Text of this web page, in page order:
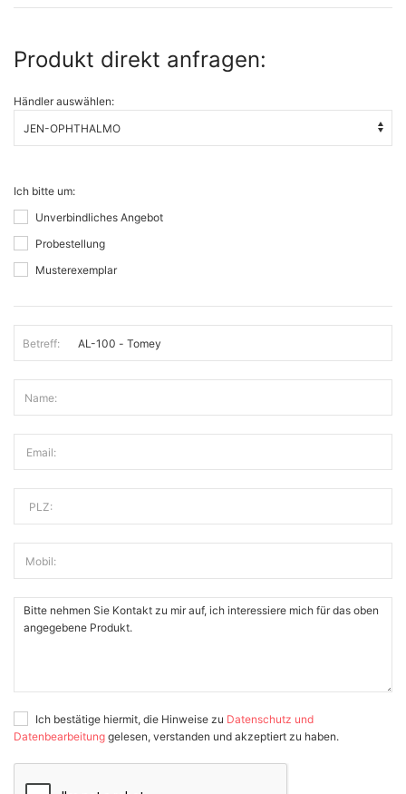
Produkt direkt anfragen:
Händler auswählen:
Ich bitte um:
Unverbindliches Angebot
Probestellung
Musterexemplar
Betreff:
Name:
Email:
PLZ:
Mobil:
Ich bestätige hiermit, die Hinweise zu Datenschutz und
Datenbearbeitung gelesen, verstanden und akzeptiert zu haben.